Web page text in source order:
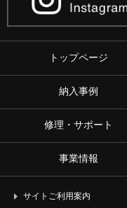
トップページ
納入事例
修理・サポート
事業情報
サイトご利用案内